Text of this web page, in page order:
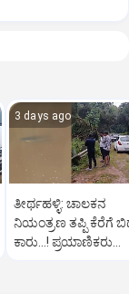
3 days ago
ತೀರ್ಥಹಳ್ಳಿ: ಚಾಲಕನ
ನಿಯಂತ್ರಣ ತಪ್ಪಿ ಕೆರೆಗೆ
ಕಾರು...! ಪ್ರಯಾಣಿಕರು